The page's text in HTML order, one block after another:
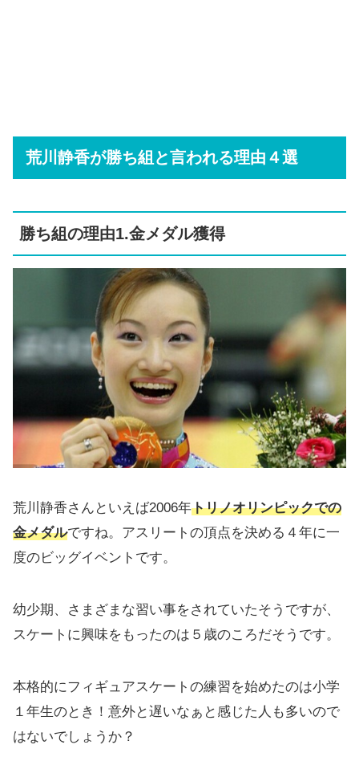
荒川静香が勝ち組と言われる理由４選
勝ち組の理由1.金メダル獲得
荒川静香さんといえば2006年トリノオリンピックでの
金メダルですね。アスリートの頂点を決める４年に一
度のビッグイベントです。
幼少期、さまざまな習い事をされていたそうですが、
スケートに興味をもったのは５歳のころだそうです。
本格的にフィギュアスケートの練習を始めたのは小学
１年生のとき！意外と遅いなぁと感じた人も多いので
はないでしょうか？